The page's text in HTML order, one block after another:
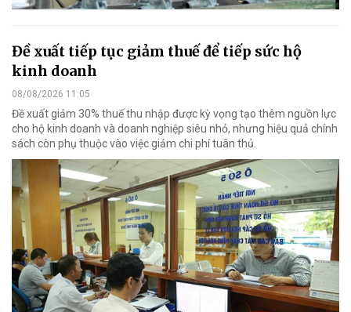
Đề xuất tiếp tục giảm thuế để tiếp sức hộ
kinh doanh
08/08/2026 11:05
Đề xuất giảm 30% thuế thu nhập được kỳ vọng tạo thêm nguồn lực
cho hộ kinh doanh và doanh nghiệp siêu nhỏ, nhưng hiệu quả chính
sách còn phụ thuộc vào việc giảm chi phí tuân thủ.